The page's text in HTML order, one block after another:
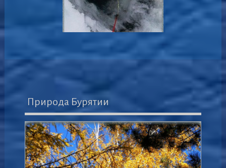
Природа Бурятии